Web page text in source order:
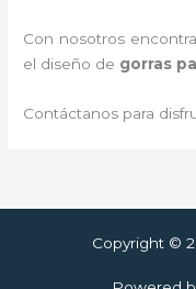
Con nosotros
el diseño de gorras
Contáctanos para
Copyright ©